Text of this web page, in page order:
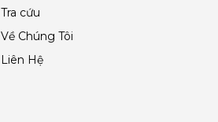
Tra cứu
Về Chúng Tôi
Liên Hệ